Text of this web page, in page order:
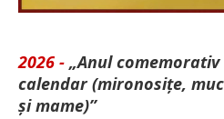
2026 - „Anul
calendar (mironosițe,
și mame)”